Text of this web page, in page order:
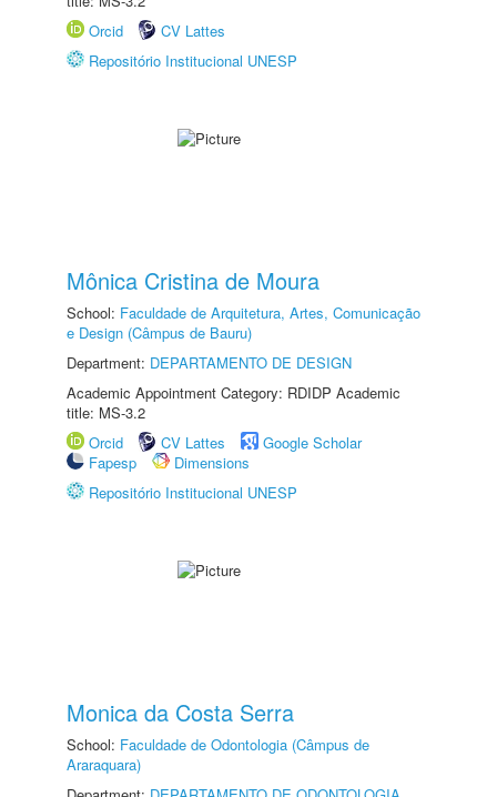
Orcid
CV Lattes
Repositório Institucional UNESP
Mônica Cristina de Moura
School: Faculdade de Arquitetura, Artes, Comunicação
e Design (Câmpus de Bauru)
Department: DEPARTAMENTO DE DESIGN
Academic Appointment Category: RDIDP Academic
title: MS-3.2
Orcid
CV Lattes
Google Scholar
Fapesp
Dimensions
Repositório Institucional UNESP
Monica da Costa Serra
School: Faculdade de Odontologia (Câmpus de
Araraquara)